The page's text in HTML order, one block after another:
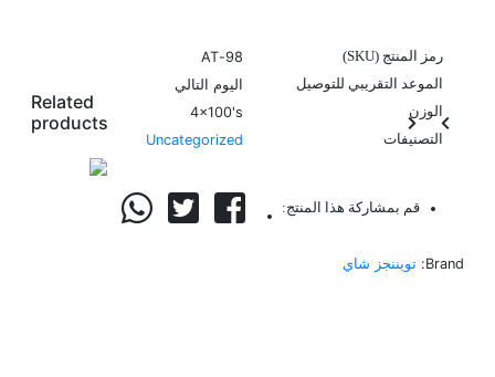
رمز المنتج (SKU) 98-AT
الموعد التقريبي للتوصيل اليوم التالي
الوزن 4x100's
التصنيفات Uncategorized
قم بمشاركة هذا المنتج:
Brand: تويننجز شاي
Related
products